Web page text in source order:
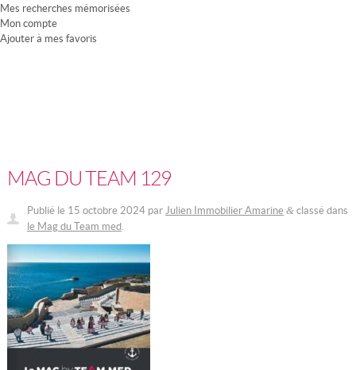
Mes recherches mémorisées
Mon compte
Ajouter à mes favoris
MAG DU TEAM 129
Publié le 15 octobre 2024par Julien Immobilier Amarine &classé dans
le Mag du Team med.